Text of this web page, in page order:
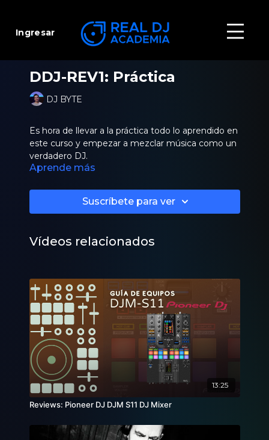
Ingresar
DDJ-REV1: Práctica
DJ BYTE
Es hora de llevar a la práctica todo lo aprendido en
este curso y empezar a mezclar música como un
verdadero DJ.
diferentes mezclas con distintas técnicas en tu
equipo DDJ-REV1.
Aprende más
Suscríbete para ver
Vídeos relacionados
13:25
Reviews: Pioneer DJ DJM S11 DJ Mixer